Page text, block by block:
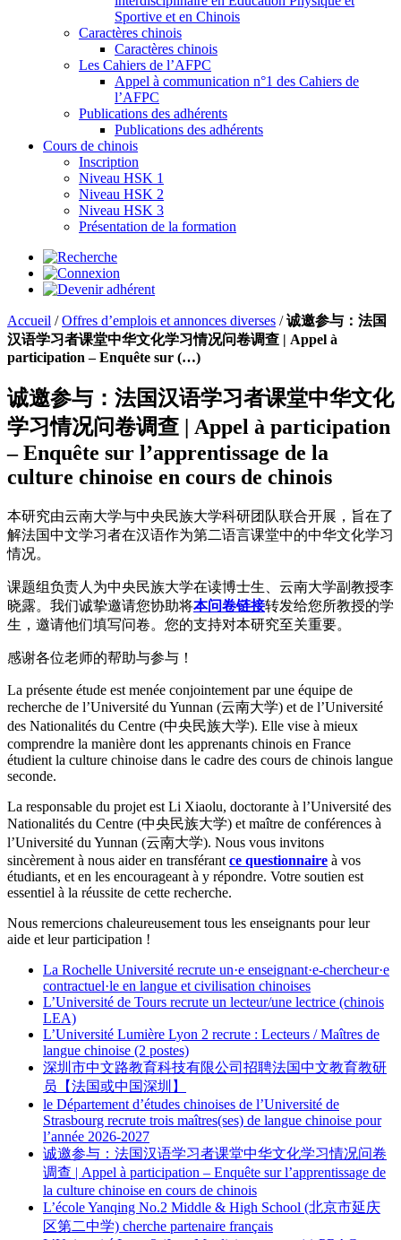
Sportive et en Chinois
Caractères chinois
Caractères chinois
Les Cahiers de l’AFPC
Appel à communication n°1 des Cahiers de
l’AFPC
Publications des adhérents
Publications des adhérents
Cours de chinois
Inscription
Niveau HSK 1
Niveau HSK 2
Niveau HSK 3
Présentation de la formation
Accueil /Offres d’emplois et annonces diverses /诚邀参与：法国
汉语学习者课堂中华文化学习情况问卷调查 | Appel à
participation – Enquête sur (…)
诚邀参与：法国汉语学习者课堂中华文化
学习情况问卷调查 | Appel à participation
– Enquête sur l’apprentissage de la
culture chinoise en cours de chinois
本研究由云南大学与中央民族大学科研团队联合开展，旨在了
解法国中文学习者在汉语作为第二语言课堂中的中华文化学习
情况。
课题组负责人为中央民族大学在读博士生、云南大学副教授李
晓露。我们诚挚邀请您协助将本问卷链接转发给您所教授的学
生，邀请他们填写问卷。您的支持对本研究至关重要。
感谢各位老师的帮助与参与！
La présente étude est menée conjointement par une équipe de
recherche de l’Université du Yunnan (云南大学) et de l’Université
des Nationalités du Centre (中央民族大学). Elle vise à mieux
comprendre la manière dont les apprenants chinois en France
étudient la culture chinoise dans le cadre des cours de chinois langue
seconde.
La responsable du projet est Li Xiaolu, doctorante à l’Université des
Nationalités du Centre (中央民族大学) et maître de conférences à
l’Université du Yunnan (云南大学). Nous vous invitons
sincèrement à nous aider en transférant ce questionnaire à vos
étudiants, et en les encourageant à y répondre. Votre soutien est
essentiel à la réussite de cette recherche.
Nous remercions chaleureusement tous les enseignants pour leur
aide et leur participation !
La Rochelle Université recrute un·e enseignant·e-chercheur·e
contractuel·le en langue et civilisation chinoises
L’Université de Tours recrute un lecteur/une lectrice (chinois
LEA)
L’Université Lumière Lyon 2 recrute : Lecteurs / Maîtres de
langue chinoise (2 postes)
深圳市中文路教育科技有限公司招聘法国中文教育教研
员【法国或中国深圳】
le Département d’études chinoises de l’Université de
Strasbourg recrute trois maîtres(ses) de langue chinoise pour
l’année 2026-2027
诚邀参与：法国汉语学习者课堂中华文化学习情况问卷
调查 | Appel à participation – Enquête sur l’apprentissage de
la culture chinoise en cours de chinois
L’école Yanqing No.2 Middle & High School (北京市延庆
区第二中学) cherche partenaire français